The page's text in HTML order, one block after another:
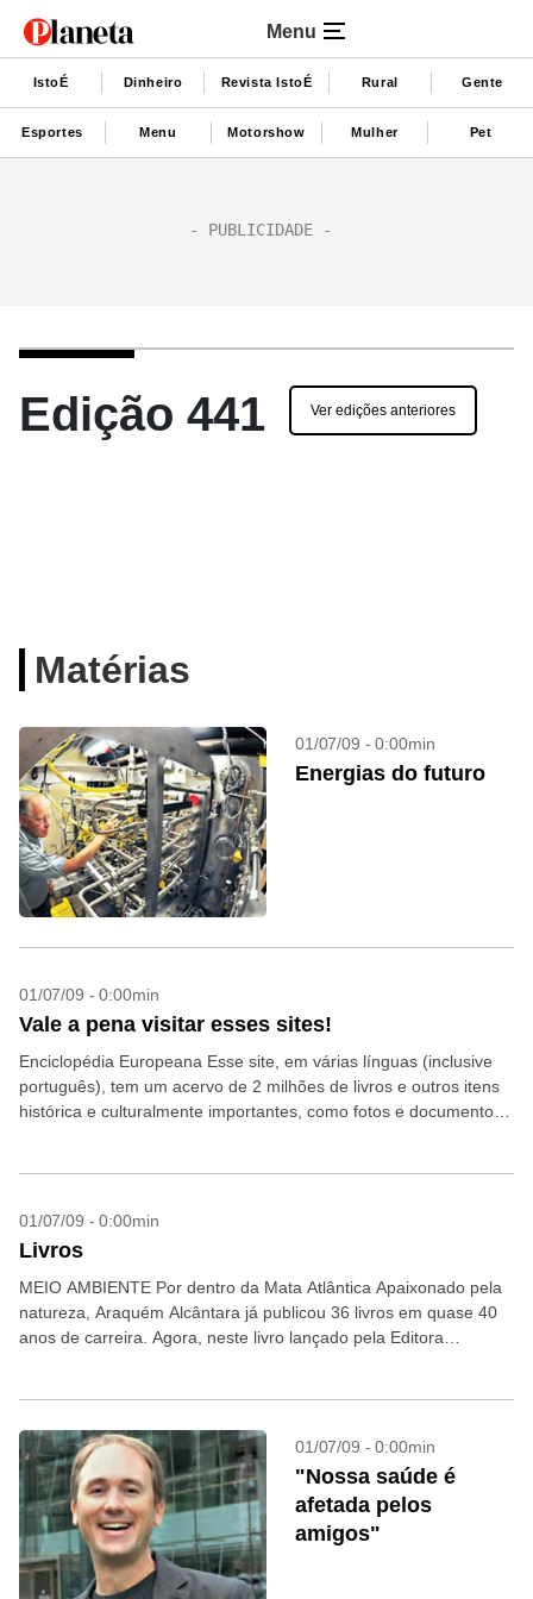
Menu
IstoÉ Dinheiro Revista IstoÉ Rural Gente
Esportes Menu Motorshow Mulher Pet
Edição 441 Ver edições anteriores
Matérias
01/07/09 - 0:00min
Energias do futuro
01/07/09 - 0:00min
Vale a pena visitar esses sites!
Enciclopédia Europeana Esse site, em várias línguas (inclusive
português), tem um acervo de 2 milhões de livros e outros itens
histórica e culturalmente importantes, como fotos e documentos.
01/07/09 - 0:00min
Livros
MEIO AMBIENTE Por dentro da Mata Atlântica Apaixonado pela
natureza, Araquém Alcântara já publicou 36 livros em quase 40
anos de carreira. Agora, neste livro lançado pela Editora
01/07/09 - 0:00min
"Nossa saúde é
afetada pelos
amigos"